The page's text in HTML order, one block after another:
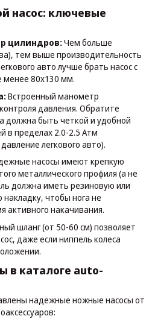
насос: ключевые
цилиндров:Чем больше
тем выше производительность
авто лучше брать насос с
менее 80x130 мм.
Встроенный манометр
давления. Обратите
должна быть четкой и удобной
в пределах 2.0-2.5 Атм
легкового авто).
насосы имеют крепкую
металлического профиля (а не
должна иметь резиновую или
чтобы нога не
активного накачивания.
шланг (от 50-60 см) позволяет
даже если ниппель колеса
в каталоге auto-
надежные ножные насосы от